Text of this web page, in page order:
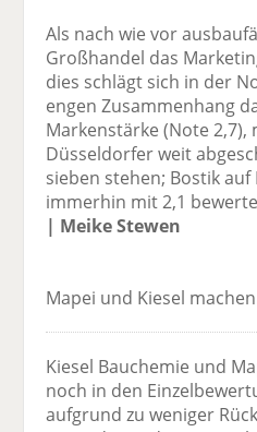
Als nach wie vor
Großhandel das
dies schlägt sich in der
engen Zusammenhang
Markenstärke (Note 2,7),
Düsseldorfer weit
sieben stehen; Bostik auf
immerhin mit 2,1
| Meike Stewen
Mapei und Kiesel
Kiesel Bauchemie und
noch in den
aufgrund zu weniger